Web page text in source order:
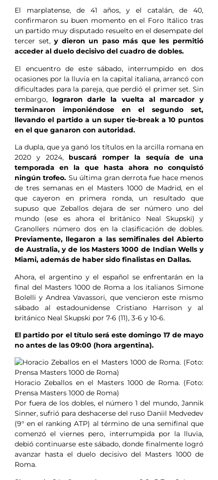
El marplatense, de 41 años, y el catalán, de 40,
confirmaron su buen momento en el Foro Itálico tras
un partido muy disputado resuelto en el desempate del
tercer set,y dieron un paso más que les permitió
acceder al duelo decisivo del cuadro de dobles.
El encuentro de este sábado, interrumpido en dos
ocasiones por la lluvia en la capital italiana, arrancó con
dificultades para la pareja, que perdió el primer set. Sin
embargo, lograron darle la vuelta al marcador y
terminaron imponiéndose en el segundo set,
llevando el partido a un super tie-break a 10 puntos
en el que ganaron con autoridad.
La dupla, que ya ganó los títulos en la arcilla romana en
2020 y 2024, buscará romper la sequía de una
temporada en la que hasta ahora no conquistó
ningún trofeo. Su última gran derrota fue hace menos
de tres semanas en el Masters 1000 de Madrid, en el
que cayeron en primera ronda, un resultado que
supuso que Zeballos dejara de ser número uno del
mundo (ese es ahora el británico Neal Skupski) y
Granollers número dos en la clasificación de dobles.
Previamente, llegaron a las semifinales del Abierto
de Australia, y de los Masters 1000 de Indian Wells y
Miami, además de haber sido finalistas en Dallas.
Ahora, el argentino y el español se enfrentarán en la
final del Masters 1000 de Roma a los italianos Simone
Bolelli y Andrea Vavassori, que vencieron este mismo
sábado al estadounidense Cristiano Harrison y al
británico Neal Skupski por 7-6 (11), 3-6 y 10-6.
El partido por el título será este domingo 17 de mayo
no antes de las 09:00 (hora argentina).
Horacio Zeballos en el Masters 1000 de Roma. (Foto:
Prensa Masters 1000 de Roma)
Por fuera de los dobles, el número 1 del mundo, Jannik
Sinner, sufrió para deshacerse del ruso Daniil Medvedev
(9° en el ranking ATP) al término de una semifinal que
comenzó el viernes pero, interrumpida por la lluvia,
debió continuarse este sábado, donde finalmente logró
avanzar hasta el duelo decisivo del Masters 1000 de
Roma.